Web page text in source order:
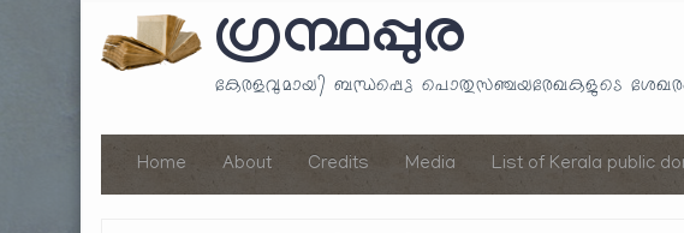
ഗ്രന്ഥപ്പുര
കേരളവുമായി ബന്ധപ്പെട്ട പൊതുസഞ്ചയരേഖകളുടെ
Home About Credits Media List of Kerala public